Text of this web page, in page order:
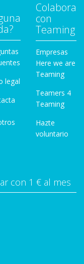
legal
Colabora
con
Teaming
Empresas
Here we are
Teaming
Teamers 4
Teaming
Hazte
voluntario
con 1 € al mes